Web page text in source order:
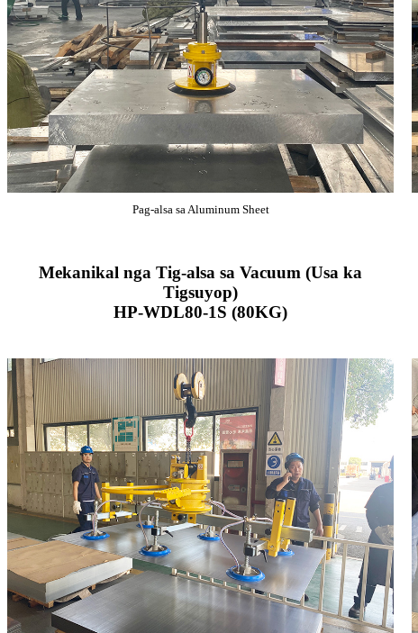
Pag-alsa sa Aluminum Sheet
Mekanikal nga Tig-alsa sa Vacuum (Usa ka
Tigsuyop)
HP-WDL80-1S (80KG)